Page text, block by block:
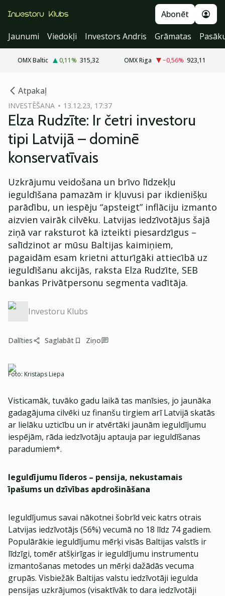
Abonēt
Jaunumi
Viedokļi Investors Andris Grāmatas
OMX Baltic 0,11% 315,32 OMX Riga −0,56% 923,11
Atpakaļ
INVESTĒŠANA 13.12.23, 17:37
Elza Rudzīte: Ir četri investoru
tipi Latvijā – dominē
konservatīvais
Uzkrājumu veidošana un brīvo līdzekļu
ieguldīšana pamazām ir kļuvusi par ikdienišķu
parādību, un iespēju “apsteigt” inflāciju izmanto
aizvien vairāk cilvēku. Latvijas iedzīvotājus šajā
ziņā var raksturot kā izteikti piesardzīgus –
salīdzinot ar mūsu Baltijas kaimiņiem,
pagaidām esam krietni atturīgāki attiecībā uz
ieguldīšanu akcijās, raksta Elza Rudzīte, SEB
bankas Privātpersonu segmenta vadītāja.
Investoru Klubs
Dalīties Saglabāt Ziņo
Foto: Kristaps Liepa
Visticamāk, tuvāko gadu laikā tas manīsies, jo jaunāka
gadagājuma cilvēki uz finanšu tirgiem arī Latvijā skatās
ar lielāku uzticību un ir atvērtāki jaunām ieguldījumu
iespējām, rāda iedzīvotāju aptauja par ieguldīšanas
paradumiem*.
Ieguldījumu līderos – pensija, nekustamais
īpašums un dzīvības apdrošināšana
Ieguldījumus savai nākotnei šobrīd veic katrs otrais
Latvijas iedzīvotājs (56%) vecumā no 18 līdz 74 gadiem.
Populārākie ieguldījumu mērķi visās Baltijas valstīs ir
līdzīgi, tomēr atšķirīgas ir ieguldījumu instrumentu
izmantošanas metodes un mērķi dažādās vecuma
grupās. Visbiežāk Baltijas valstu iedzīvotāji iegulda
pensijas uzkrājumos (visaktīvāk to dara iedzīvotāji